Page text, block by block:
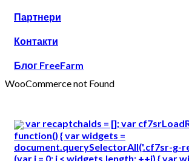
Партнери
Контакти
Блог FreeFarm
WooCommerce not Found
var recaptchaIds = []; var
function() { var widgets =
document.querySelectorAll('.cf7sr-g-
(var i = 0; i < widgets.length; ++i) { var